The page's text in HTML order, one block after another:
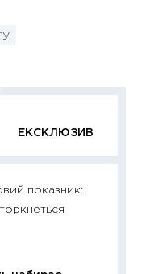
ЕКСКЛЮЗИВ
показник: